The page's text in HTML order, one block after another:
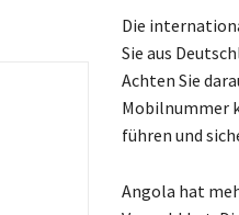
Die
Sie aus
Achten Sie
Mobilnummer
führen und
Angola hat